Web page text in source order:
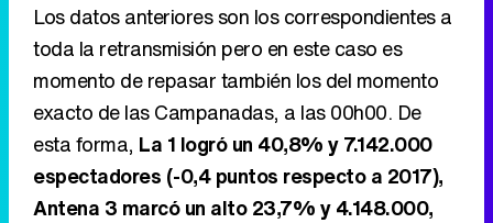
Los datos anteriores son los correspondientes a
toda la retransmisión pero en este caso es
momento de repasar también los del momento
exacto de las Campanadas, a las 00h00. De
esta forma, La 1 logró un 40,8% y 7.142.000
espectadores (-0,4 puntos respecto a 2017),
Antena 3 marcó un alto 23,7% y 4.148.000,